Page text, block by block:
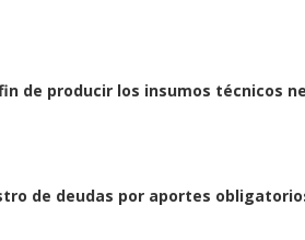
de producir los insumos técnicos
de deudas por aportes